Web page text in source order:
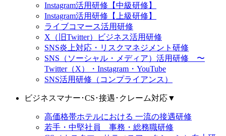
Instagram活用研修【中級研修】
Instagram活用研修【上級研修】
ライブコマース活用研修
X（旧Twitter）ビジネス活用研修
SNS炎上対応・リスクマネジメント研修
SNS（ソーシャル・メディア）活用研修 〜
Twitter（X）・Instagram・YouTube
SNS活用研修（コンプライアンス）
ビジネスマナー･CS･接遇･クレーム対応▼
高価格帯ホテルにおける 一流の接遇研修
若手・中堅社員 事務・総務職研修